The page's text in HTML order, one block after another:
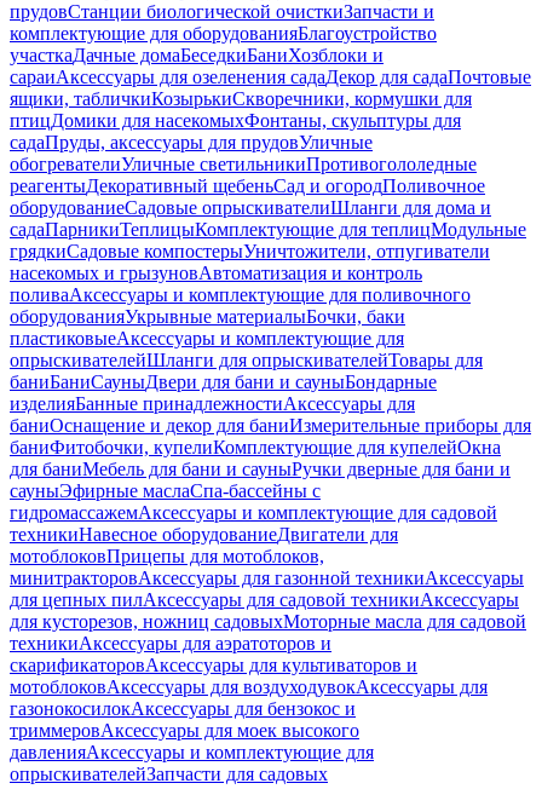
прудовСтанции биологической очисткиЗапчасти и
комплектующие для оборудованияБлагоустройство
участкаДачные домаБеседкиБаниХозблоки и
сараиАксессуары для озеленения садаДекор для садаПочтовые
ящики, табличкиКозырькиСкворечники, кормушки для
птицДомики для насекомыхФонтаны, скульптуры для
садаПруды, аксессуары для прудовУличные
обогревателиУличные светильникиПротивогололедные
реагентыДекоративный щебеньСад и огородПоливочное
оборудованиеСадовые опрыскивателиШланги для дома и
садаПарникиТеплицыКомплектующие для теплицМодульные
грядкиСадовые компостерыУничтожители, отпугиватели
насекомых и грызуновАвтоматизация и контроль
поливаАксессуары и комплектующие для поливочного
оборудованияУкрывные материалыБочки, баки
пластиковыеАксессуары и комплектующие для
опрыскивателейШланги для опрыскивателейТовары для
баниБаниСауныДвери для бани и сауныБондарные
изделияБанные принадлежностиАксессуары для
баниОснащение и декор для баниИзмерительные приборы для
баниФитобочки, купелиКомплектующие для купелейОкна
для баниМебель для бани и сауныРучки дверные для бани и
сауныЭфирные маслаСпа-бассейны с
гидромассажемАксессуары и комплектующие для садовой
техникиНавесное оборудованиеДвигатели для
мотоблоковПрицепы для мотоблоков,
минитракторовАксессуары для газонной техникиАксессуары
для цепных пилАксессуары для садовой техникиАксессуары
для кусторезов, ножниц садовыхМоторные масла для садовой
техникиАксессуары для аэратоторов и
скарификаторовАксессуары для культиваторов и
мотоблоковАксессуары для воздуходувокАксессуары для
газонокосилокАксессуары для бензокос и
триммеровАксессуары для моек высокого
давленияАксессуары и комплектующие для
опрыскивателейЗапчасти для садовых